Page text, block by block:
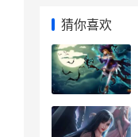
猜你喜欢